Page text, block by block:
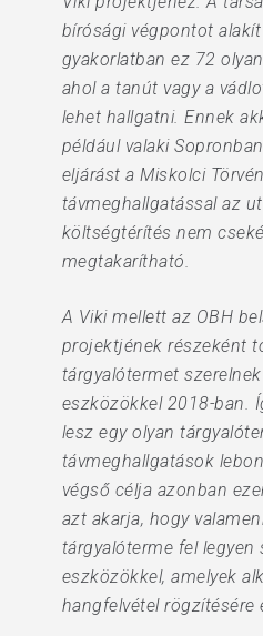
bírósági végpontot
gyakorlatban ez 72
ahol a tanút vagy a
lehet hallgatni. Ennek
például valaki
eljárást a Miskolci
távmeghallgatással az
költségtérítés nem
megtakarítható.
A Viki mellett az OBH
projektjének részeként
tárgyalótermet
eszközökkel 2018-ban.
lesz egy olyan
távmeghallgatások
végső célja azonban
azt akarja, hogy
tárgyalóterme fel legyen
eszközökkel, amelyek
hangfelvétel rögzítésére